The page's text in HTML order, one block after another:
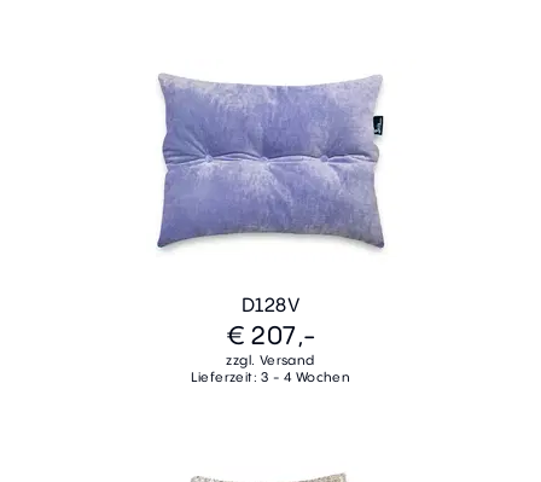
D128V
€ 207,-
zzgl. Versand
Lieferzeit: 3 - 4 Wochen